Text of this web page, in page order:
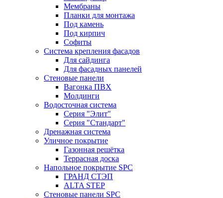
Мембраны
Планки для монтажа
Под камень
Под кирпич
Софиты
Система крепления фасадов
Для сайдинга
Для фасадных панелей
Стеновые панели
Вагонка ПВХ
Молдинги
Водосточная система
Серия "Элит"
Серия "Стандарт"
Дренажная система
Уличное покрытие
Газонная решётка
Террасная доска
Напольное покрытие SPC
ГРАНД СТЭП
ALTA STEP
Стеновые панели SPC